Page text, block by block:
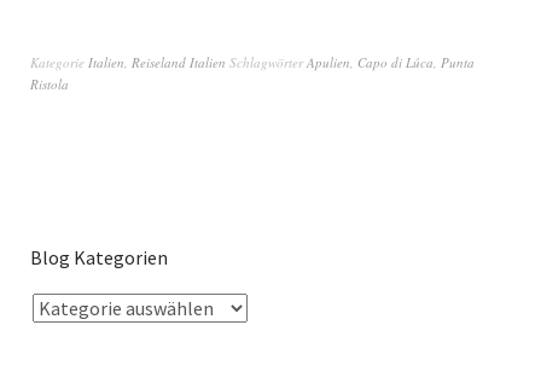
Kategorie Italien Reiseland Italien SchlagwörterApulien Capo di Lúca Punta
Ristola
Blog Kategorien